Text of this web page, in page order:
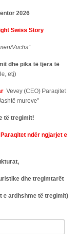
2026
Swiss Story
Vuchs”
dhe pika të tjera të
etj)
Vevey (CEO) Paraqitet
mureve”
të tregimit!
Paraqitet ndër ngjarjet e
dhe tregimtarët
e ardhshme të tregimit)